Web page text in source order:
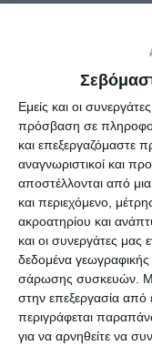
Εμείς και οι
πρόσβαση σε
και επεξεργαζόμαστε
αναγνωριστικοί και
αποστέλλονται από μια
και περιεχόμενο,
ακροατηρίου και
και οι συνεργάτες μας
δεδομένα
σάρωσης συσκευών.
στην επεξεργασία
περιγράφεται
για να αρνηθείτε να
Πιστόλι σιλικόνης
20w. mini Grip 7H